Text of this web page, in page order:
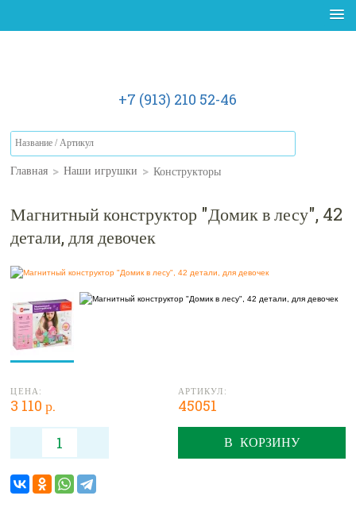
+7 (913) 210 52-46
Главная > Наши игрушки > Конструкторы
Магнитный конструктор "Домик в лесу", 42
детали, для девочек
ЦЕНА:
3 110 р.
АРТИКУЛ:
45051
В КОРЗИНУ